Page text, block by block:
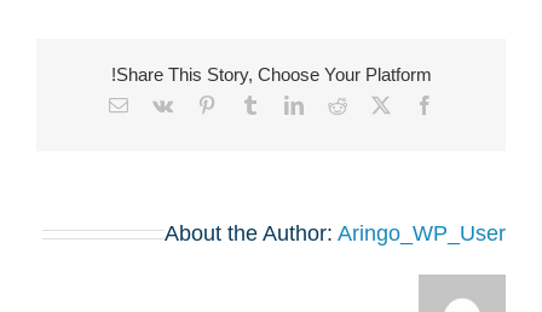
Share This Story, Choose Your Platform!
Facebook
X
Reddit
LinkedIn
Tumblr
Pinterest
Vk
Email
About the Author: Aringo_WP_User